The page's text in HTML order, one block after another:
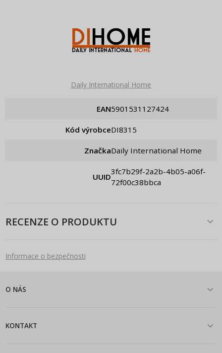
Daily International Home
EAN 5901531127424
Kód výrobce DI8315
Značka Daily International Home
UUID
3fc7b29f-2a2b-4b05-a06f-
72f00c38bbca
RECENZE O PRODUKTU
Informace o bezpečnosti
O NÁS
KONTAKT